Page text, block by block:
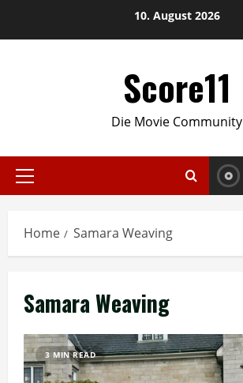
10. August 2026
Score11
Die Movie Community
Primary
Home Samara Weaving
Samara Weaving
3 MIN READ